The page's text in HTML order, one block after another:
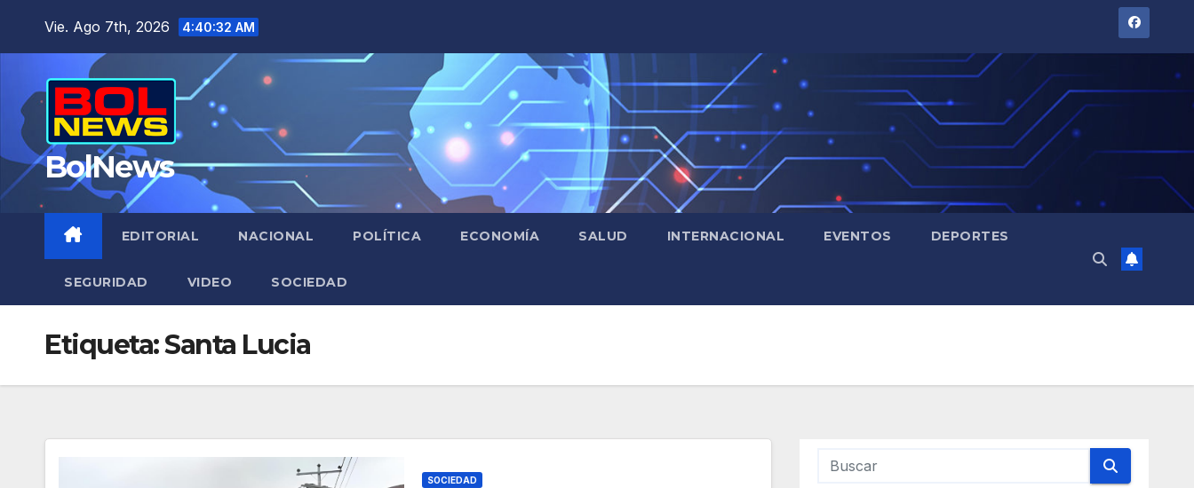
Vie. Ago 7th, 2026 4:40:33 AM
BolNews
EDITORIAL NACIONAL POLÍTICA ECONOMÍA SALUD INTERNACIONAL EVENTOS DEPORTES
SEGURIDAD VIDEO SOCIEDAD
Etiqueta:Santa Lucia
SOCIEDAD